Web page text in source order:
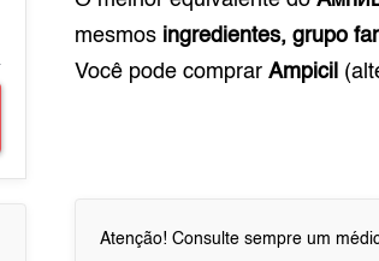
mesmos ingredientes, grupo
Você pode comprarAmpicil
Atenção! Consulte sempre um